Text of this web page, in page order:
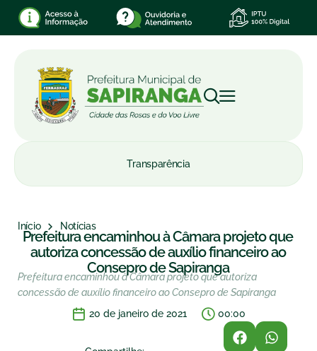
Transparência
Início Notícias
Prefeitura encaminhou à Câmara projeto que
autoriza concessão de auxílio financeiro ao
Consepro de Sapiranga
Prefeitura encaminhou à Câmara projeto que autoriza
concessão de auxílio financeiro ao Consepro de Sapiranga
20 de janeiro de 2021
00:00